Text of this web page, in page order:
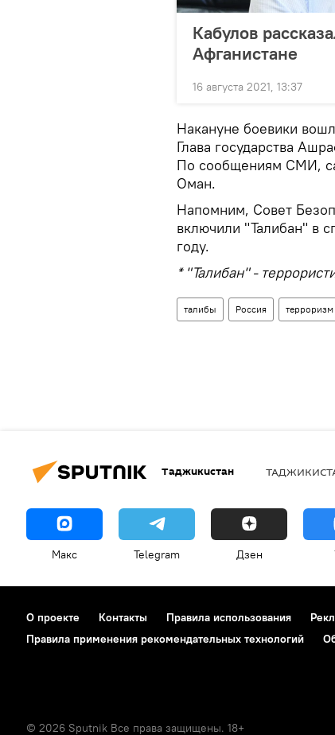
Кабулов
Афганистане
16 августа 2021, 13:37
Накануне боевики
Глава государства
По сообщениям СМИ,
Оман.
Напомним, Совет
включили "Талибан" в
году.
* "Талибан" -
талибы Россия терроризм
Таджикистан
Макс Telegram Дзен
О проекте Контакты Правила использования
Правила применения рекомендательных технологий
© 2026 Sputnik Все права защищены. 18+